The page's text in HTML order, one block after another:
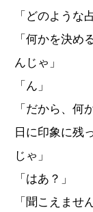
「どのような
「何かを決め
んじゃ」
「ん」
「だから、何
日に印象に残
じゃ」
「はあ？」
「聞こえませ